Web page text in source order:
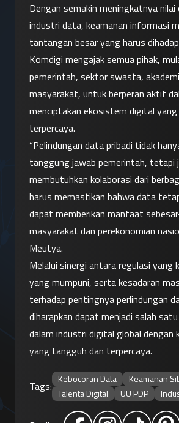
Dengan semakin meningkatnya nilai
industri data, keamanan informasi
tantangan besar yang harus
Komdigi mengajak semua pihak,
pemerintah, sektor swasta,
masyarakat, untuk berperan aktif
menciptakan ekosistem digital yang
terpercaya.
“Pelindungan data pribadi tidak
tanggung jawab pemerintah, tetapi
membutuhkan kolaborasi dari
harus memastikan bahwa data
dapat memberikan manfaat
masyarakat dan perekonomian
Meutya.
Melalui sinergi antara regulasi yang
yang mumpuni, serta kesadaran
terhadap pentingnya perlindungan
diharapkan dapat menjadi salah
dalam industri digital global dengan
yang tangguh dan terpercaya.
Tags:
Kebocoran Data
Keamanan
Talenta Digital
UU PDP